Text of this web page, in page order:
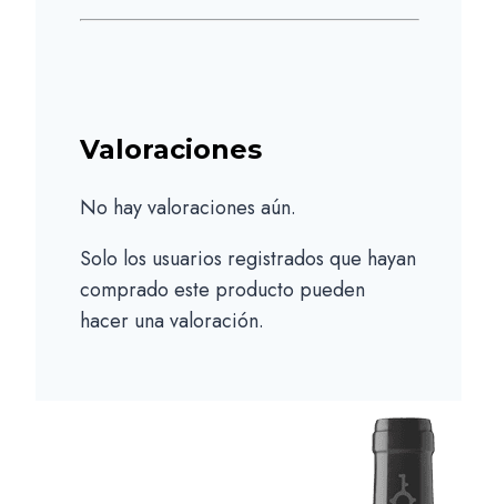
Valoraciones
No hay valoraciones aún.
Solo los usuarios registrados que hayan
comprado este producto pueden
hacer una valoración.